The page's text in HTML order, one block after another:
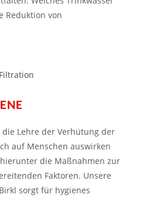
Reduktion von
Lehre der Verhütung der
auf Menschen auswirken
die Maßnahmen zur
Faktoren. Unsere
sorgt für hygienes